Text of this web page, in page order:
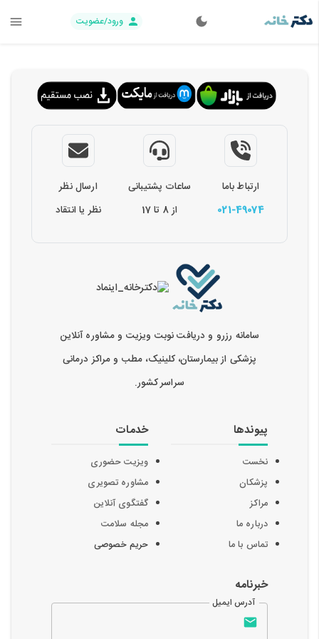
ورود/عضویت
ارتباط باما
021-49074
ساعات پشتیبانی
از 8 تا 17
ارسال نظر
نظر یا انتقاد
سامانه رزرو و دریافت نوبت ویزیت و مشاوره آنلاین
پزشکی از بیمارستان، کلینیک، مطب و مراکز درمانی
سراسر کشور.
پیوندها
نخست
پزشکان
مراکز
درباره ما
تماس با ما
خدمات
ویزیت حضوری
مشاوره تصویری
گفتگوی آنلاین
مجله سلامت
حریم خصوصی
خبرنامه
آدرس ایمیل